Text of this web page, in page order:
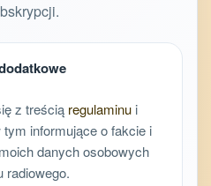
z treścią regulaminu i
informujące o fakcie i
danych osobowych
radiowego.